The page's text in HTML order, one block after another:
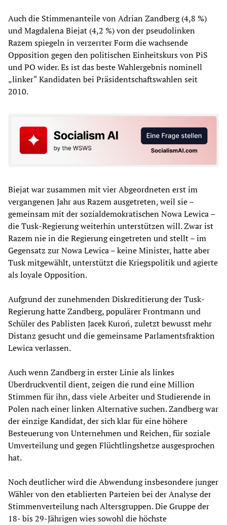
Auch die Stimmenanteile von Adrian Zandberg (4,8 %)
und Magdalena Biejat (4,2 %) von der pseudolinken
Razem spiegeln in verzerrter Form die wachsende
Opposition gegen den politischen Einheitskurs von PiS
und PO wider. Es ist das beste Wahlergebnis nominell
„linker“ Kandidaten bei Präsidentschaftswahlen seit
2010.
Biejat war zusammen mit vier Abgeordneten erst im
vergangenen Jahr aus Razem ausgetreten, weil sie –
gemeinsam mit der sozialdemokratischen Nowa Lewica –
die Tusk-Regierung weiterhin unterstützen will. Zwar ist
Razem nie in die Regierung eingetreten und stellt – im
Gegensatz zur Nowa Lewica – keine Minister, hatte aber
Tusk mitgewählt, unterstützt die Kriegspolitik und agierte
als loyale Opposition.
Aufgrund der zunehmenden Diskreditierung der Tusk-
Regierung hatte Zandberg, populärer Frontmann und
Schüler des Pablisten Jacek Kuroń, zuletzt bewusst mehr
Distanz gesucht und die gemeinsame Parlamentsfraktion
Lewica verlassen.
Auch wenn Zandberg in erster Linie als linkes
Überdruckventil dient, zeigen die rund eine Million
Stimmen für ihn, dass viele Arbeiter und Studierende in
Polen nach einer linken Alternative suchen. Zandberg war
der einzige Kandidat, der sich klar für eine höhere
Besteuerung von Unternehmen und Reichen, für soziale
Umverteilung und gegen Flüchtlingshetze ausgesprochen
hat.
Noch deutlicher wird die Abwendung insbesondere junger
Wähler von den etablierten Parteien bei der Analyse der
Stimmenverteilung nach Altersgruppen. Die Gruppe der
18- bis 29-Jährigen wies sowohl die höchste